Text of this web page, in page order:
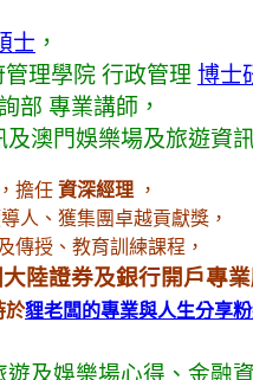
士 ，
理學院 行政管理 博士
部 專業講師，
及澳門娛樂場及旅遊資
擔任 資深經理 ，
人、獲集團卓越貢獻獎，
傳授、教育訓練課程，
陸證券及銀行開戶專業
於貍老闆的專業與人生分享
遊及娛樂場心得 、 金融